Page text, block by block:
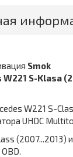
Smok
S-Klasa
W221 S-
UHDC
(2007...2013)